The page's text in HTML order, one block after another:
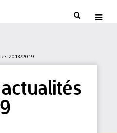
 
2018/2019